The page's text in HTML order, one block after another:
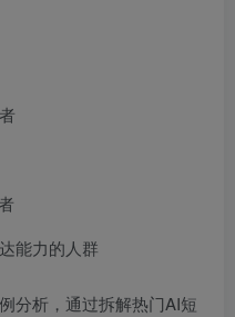
能力的人群
分析，通过拆解热门AI短